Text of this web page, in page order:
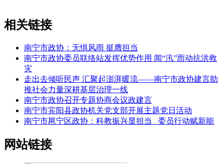
相关链接
南宁市政协：无惧风雨 挺膺担当
南宁市政协委员联络站发挥优势作用 闻“汛”而动抗洪救
灾
走出去倾听民声 汇聚起澎湃暖流——南宁市政协建言助
推社会力量深耕基层治理一线
南宁市政协召开专题协商会议政建言
南宁市宾阳县政协机关党支部开展主题党日活动
南宁市邕宁区政协：科教振兴显担当 委员行动赋新能
网站链接